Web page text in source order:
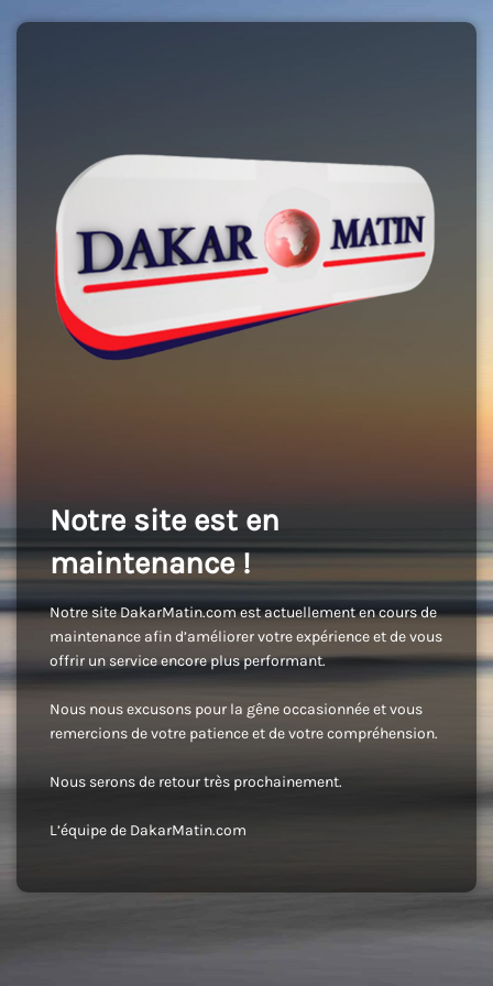
Notre site est en
maintenance !
Notre site DakarMatin.com est actuellement en cours de
maintenance afin d’améliorer votre expérience et de vous
offrir un service encore plus performant.
Nous nous excusons pour la gêne occasionnée et vous
remercions de votre patience et de votre compréhension.
Nous serons de retour très prochainement.
L’équipe de DakarMatin.com